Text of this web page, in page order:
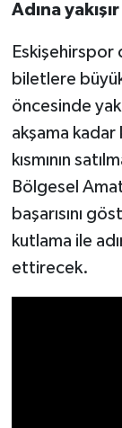
Adına
Eskişehirspor
biletlere
öncesinde
akşama kadar
kısmının
Bölgesel
başarısını
kutlama ile
ettirecek.